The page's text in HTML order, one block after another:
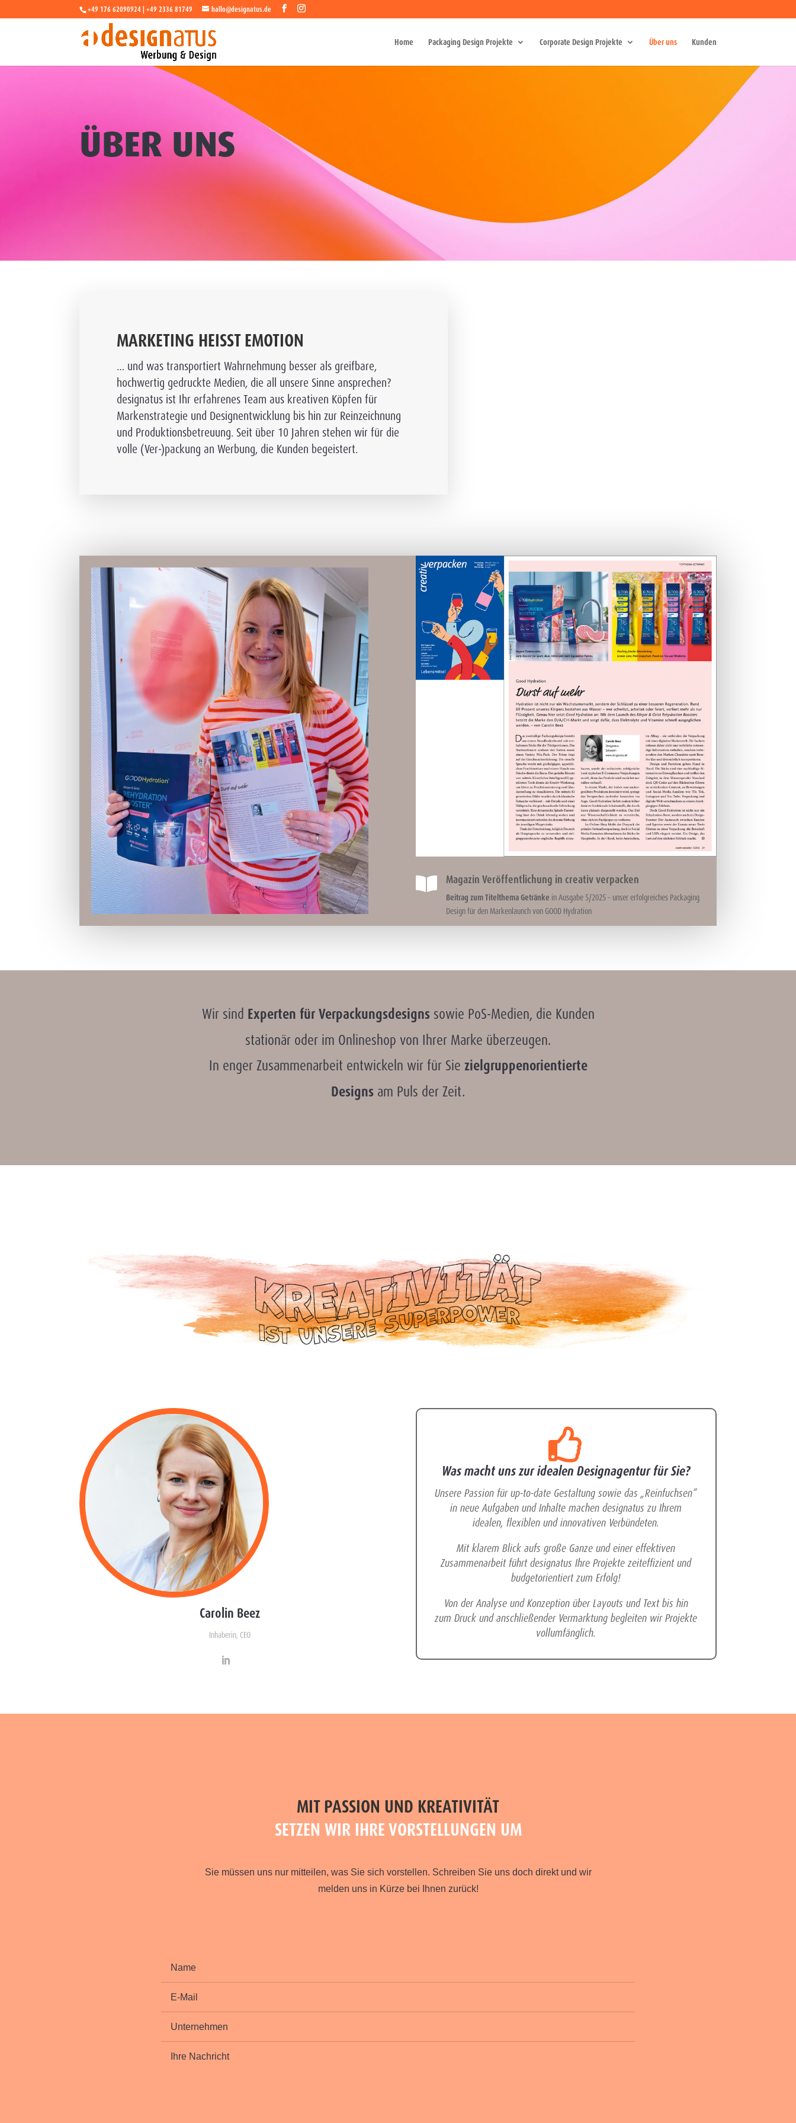
+49 176 62090924 | +49 2336 81749 hallo@designatus.de
Home Packaging Design Projekte Corporate Design Projekte Über uns Kunden
ÜBER UNS
MARKE­TING HEISST EMOTION
… und was transportiert Wahrnehmung besser als greifbare,
hochwertig gedruckte Medien, die all unsere Sinne ansprechen?
designatus ist Ihr erfahrenes Team aus kreativen Köpfen für
Markenstrategie und Designentwicklung bis hin zur Reinzeichnung
und Produktionsbetreuung. Seit über 10 Jahren stehen wir für die
volle (Ver-)packung an Werbung, die Kunden begeistert.
 Magazin Veröffentlichung in creativ verpacken
Beitrag zum Titelthema Getränke in Ausgabe 5/2025 – unser erfolgreiches Packaging
Design für den Markenlaunch von GOOD Hydration
Wir sind Experten für Verpackungsdesignssowie PoS-Medien, die Kunden
stationär oder im Onlineshop von Ihrer Marke überzeugen.
In enger Zusammenarbeit entwickeln wir für Sie zielgruppenorientierte
Designs am Puls der Zeit.
Carolin Beez
Inhaberin, CEO

Was macht uns zur idealen Designagentur für Sie?
Unsere Passion für up-to-date Gestaltung sowie das „Reinfuchsen“
in neue Aufgaben und Inhalte machen designatus zu Ihrem
idealen, flexiblen und innovativen Verbündeten.
Mit klarem Blick aufs große Ganze und einer effektiven
Zusammenarbeit führt designatus Ihre Projekte zeiteffizient und
budgetorientiert zum Erfolg!
Von der Analyse und Konzeption über Layouts und Text bis hin
zum Druck und anschließender Vermarktung begleiten wir Projekte
vollumfänglich.
MIT PASSION UND KREATIVITÄT
SETZEN WIR IHRE VORSTELL­UNGEN UM
Sie müssen uns nur mitteilen, was Sie sich vorstellen. Schreiben Sie uns doch direkt und wir
melden uns in Kürze bei Ihnen zurück!